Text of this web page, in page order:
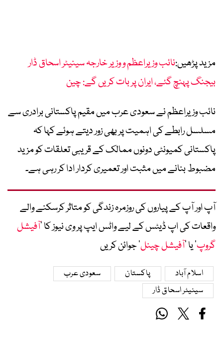
مزید پڑھیں:نائب وزیراعظم و وزیر خارجہ سینیٹر اسحاق ڈار
بیجنگ پہنچ گئے، ایران پر بات کریں گے: چین
نائب وزیراعظم نے سعودی عرب میں مقیم پاکستانی برادری سے
مسلسل رابطے کی اہمیت پر بھی زور دیتے ہوئے کہا کہ
پاکستانی کمیونٹی دونوں ممالک کے قریبی تعلقات کو مزید
مضبوط بنانے میں مثبت اور تعمیری کردار ادا کر رہی ہے۔
آپ اور آپ کے پیاروں کی روزمرہ زندگی کو متاثر کرسکنے والے
واقعات کی اپ ڈیٹس کے لیے واٹس ایپ پر وی نیوز کا ’آفیشل
گروپ‘ یا ’آفیشل چینل‘ جوائن کریں
اسلام آباد پاکستان
سعودی عرب
سینیٹر اسحاق ڈار